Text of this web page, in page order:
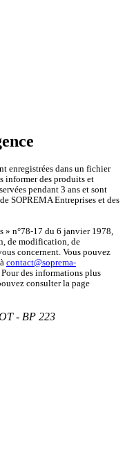
enregistrées dans un fichier
informer des produits et
pendant 3 ans et sont
SOPREMA Entreprises et des
» n°78-17 du 6 janvier 1978,
de modification, de
concernent. Vous pouvez
contact@soprema-
Pour des informations plus
consulter la page
- BP 223